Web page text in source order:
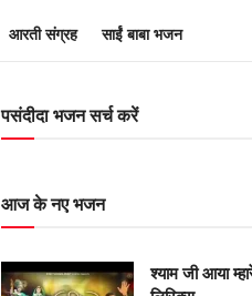
आरती संग्रह साईं बाबा भजन
पसंदीदा भजन सर्च करें
आज के नए भजन
श्याम जी आया